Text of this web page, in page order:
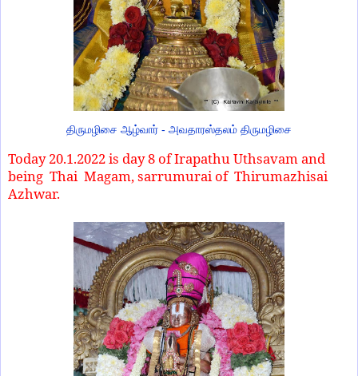
திருமழிசை ஆழ்வார் - அவதாரஸ்தலம் திருமழிசை
Today 20.1.2022 is day 8 of Irapathu Uthsavam and
being Thai Magam, sarrumurai of Thirumazhisai
Azhwar.